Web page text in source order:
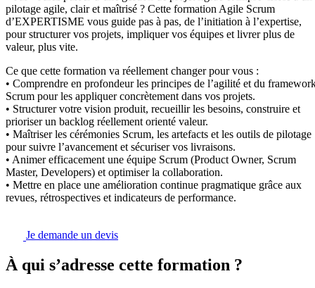
pilotage agile, clair et maîtrisé ? Cette formation Agile Scrum
d’EXPERTISME vous guide pas à pas, de l’initiation à l’expertise,
pour structurer vos projets, impliquer vos équipes et livrer plus de
valeur, plus vite.
Ce que cette formation va réellement changer pour vous :
• Comprendre en profondeur les principes de l’agilité et du
Scrum pour les appliquer concrètement dans vos projets.
• Structurer votre vision produit, recueillir les besoins, construire et
prioriser un backlog réellement orienté valeur.
• Maîtriser les cérémonies Scrum, les artefacts et les outils de pilotage
pour suivre l’avancement et sécuriser vos livraisons.
• Animer efficacement une équipe Scrum (Product Owner, Scrum
Master, Developers) et optimiser la collaboration.
• Mettre en place une amélioration continue pragmatique grâce aux
revues, rétrospectives et indicateurs de performance.
Je demande un devis
À qui s’adresse cette formation ?